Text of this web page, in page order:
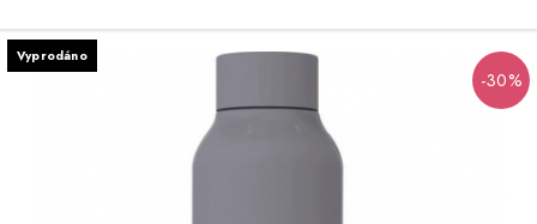
Vyprodáno
-30%